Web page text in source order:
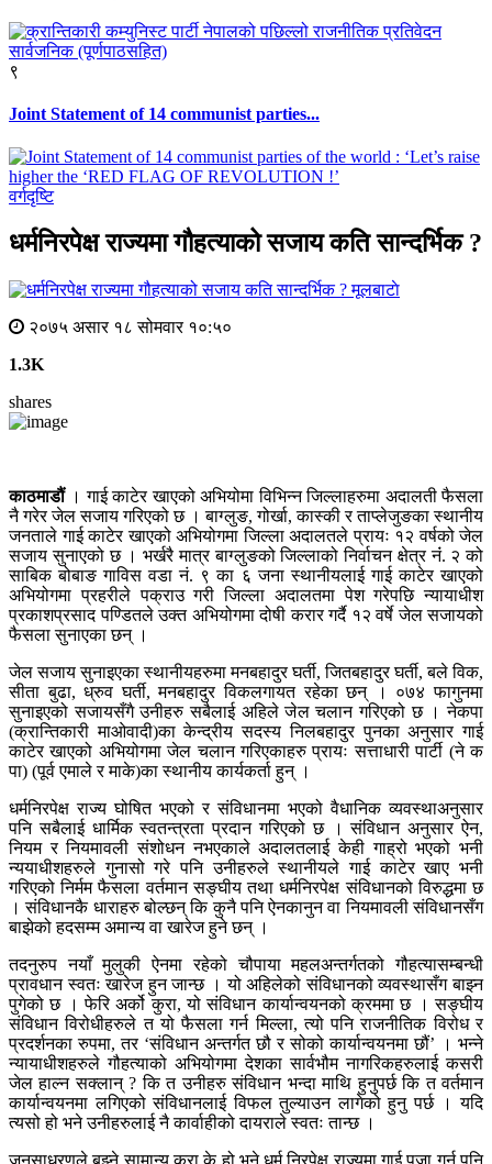
९
Joint Statement of 14 communist parties...
वर्गदृष्टि
धर्मनिरपेक्ष राज्यमा गौहत्याको सजाय कति सान्दर्भिक ?
मूलबाटाे
२०७५ असार १८ सोमवार १०:५०
1.3K
shares
काठमाडौं। गाई काटेर खाएको अभियोमा विभिन्न जिल्लाहरुमा अदालती फैसला
नै गरेर जेल सजाय गरिएको छ । बाग्लुङ, गोर्खा, कास्की र ताप्लेजुङका स्थानीय
जनताले गाई काटेर खाएको अभियोगमा जिल्ला अदालतले प्रायः १२ वर्षको जेल
सजाय सुनाएको छ । भर्खरै मात्र बाग्लुङको जिल्लाको निर्वाचन क्षेत्र नंं. २ को
साबिक बोबाङ गाविस वडा नं. ९ का ६ जना स्थानीयलाई गाई काटेर खाएको
अभियोगमा प्रहरीले पक्राउ गरी जिल्ला अदालतमा पेश गरेपछि न्यायाधीश
प्रकाशप्रसाद पण्डितले उक्त अभियोगमा दोषी करार गर्दै १२ वर्षे जेल सजायको
फैसला सुनाएका छन् ।
जेल सजाय सुनाइएका स्थानीयहरुमा मनबहादुर घर्ती, जितबहादुर घर्ती, बले विक,
सीता बुढा, ध्रुव घर्ती, मनबहादुर विकलगायत रहेका छन् । ०७४ फागुनमा
सुनाइएको सजायसँगै उनीहरु सबैलाई अहिले जेल चलान गरिएको छ । नेकपा
(क्रान्तिकारी माओवादी)का केन्द्रीय सदस्य निलबहादुर पुनका अनुसार गाई
काटेर खाएको अभियोगमा जेल चलान गरिएकाहरु प्रायः सत्ताधारी पार्टी (ने क
पा) (पूर्व एमाले र माके)का स्थानीय कार्यकर्ता हुन् ।
धर्मनिरपेक्ष राज्य घोषित भएको र संविधानमा भएको वैधानिक व्यवस्थाअनुसार
पनि सबैलाई धार्मिक स्वतन्त्रता प्रदान गरिएको छ । संविधान अनुसार ऐन,
नियम र नियमावली संशोधन नभएकाले अदालतलाई केही गाह्रो भएको भनी
न्ययाधीशहरुले गुनासो गरे पनि उनीहरुले स्थानीयले गाई काटेर खाए भनी
गरिएको निर्मम फैसला वर्तमान सङ्घीय तथा धर्मनिरपेक्ष संविधानको विरुद्धमा छ
। संविधानकै धाराहरु बोल्छन् कि कुनै पनि ऐनकानुन वा नियमावली संविधानसँग
बाझेको हदसम्म अमान्य वा खारेज हुने छन् ।
तदनुरुप नयाँ मुलुकी ऐनमा रहेको चौपाया महलअन्तर्गतको गौहत्यासम्बन्धी
प्रावधान स्वतः खारेज हुन जान्छ । यो अहिलेको संविधानको व्यवस्थासँग बाझ्न
पुगेको छ । फेरि अर्को कुरा, यो संविधान कार्यान्वयनको क्रममा छ । सङ्घीय
संविधान विरोधीहरुले त यो फैसला गर्न मिल्ला, त्यो पनि राजनीतिक विरोध र
प्रदर्शनका रुपमा, तर ‘संविधान अन्तर्गत छौ र सोको कार्यान्वयनमा छौं’ । भन्ने
न्यायाधीशहरुले गौहत्याको अभियोगमा देशका सार्वभौम नागरिकहरुलाई कसरी
जेल हाल्न सक्लान् ? कि त उनीहरु संविधान भन्दा माथि हुनुपर्छ कि त वर्तमान
कार्यान्वयनमा लगिएको संविधानलाई विफल तुल्याउन लागेको हुनु पर्छ । यदि
त्यसो हो भने उनीहरुलाई नै कार्वाहीको दायराले स्वतः तान्छ ।